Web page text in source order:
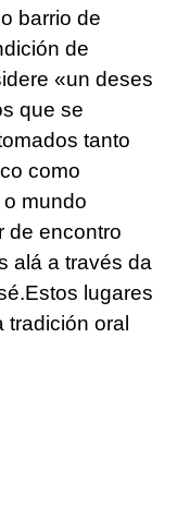
barrio de
de
«un deses
que se
tanto
como
mundo
de encontro
alá a través da
lugares
tradición oral